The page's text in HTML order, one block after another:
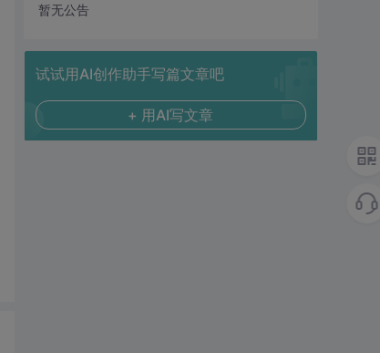
暂无公告
试试用AI创作助手写篇文章吧
+ 用AI写文章